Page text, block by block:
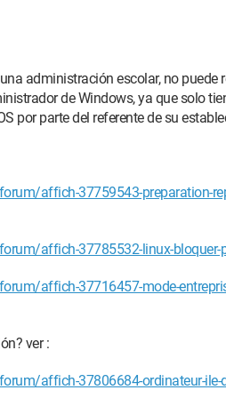
administración escolar, no puede
de Windows, ya que solo
por parte del referente de su
affich-37759543-preparation-
affich-37785532-linux-bloquer-
affich-37716457-mode-
ver :
affich-37806684-ordinateur-ile-